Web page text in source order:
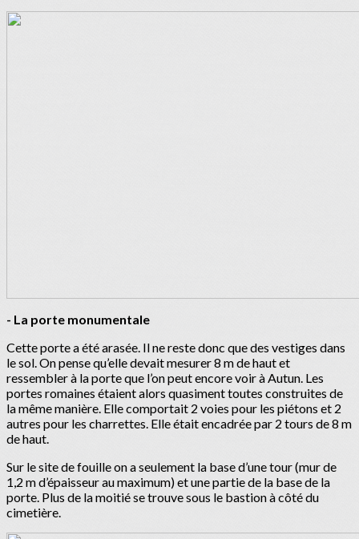
- La porte monumentale
Cette porte a été arasée. Il ne reste donc que des vestiges dans
le sol. On pense qu’elle devait mesurer 8 m de haut et
ressembler à la porte que l’on peut encore voir à Autun. Les
portes romaines étaient alors quasiment toutes construites de
la même manière. Elle comportait 2 voies pour les piétons et 2
autres pour les charrettes. Elle était encadrée par 2 tours de 8 m
de haut.
Sur le site de fouille on a seulement la base d’une tour (mur de
1,2 m d’épaisseur au maximum) et une partie de la base de la
porte. Plus de la moitié se trouve sous le bastion à côté du
cimetière.